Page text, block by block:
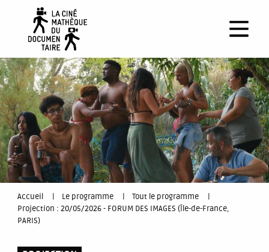
contenu
principal
You
are
here
Accueil Le programme
Tout le programme
Projection : 20/05/2026 - FORUM DES IMAGES (Île-de-France,
PARIS)